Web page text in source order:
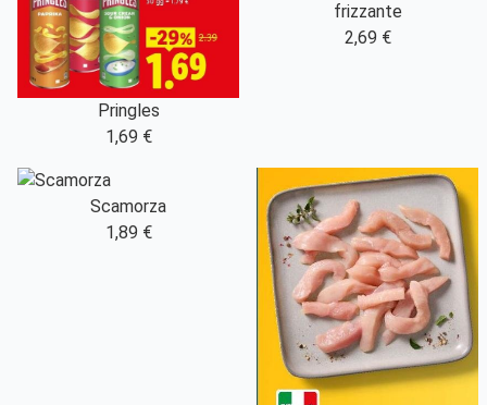
Pringles
1,69 €
frizzante
2,69 €
Scamorza
1,89 €